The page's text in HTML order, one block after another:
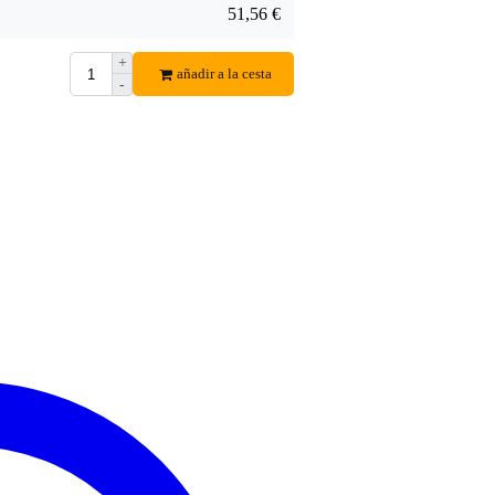
51,56 €
+
-
añadir a la cesta